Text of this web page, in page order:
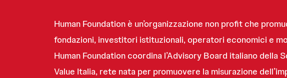
Human Foundation è un’organizzazione non profit che
fondazioni, investitori istituzionali, operatori economici e
Human Foundation coordina l’Advisory Board italiano
Value Italia, rete nata per promuovere la misurazione